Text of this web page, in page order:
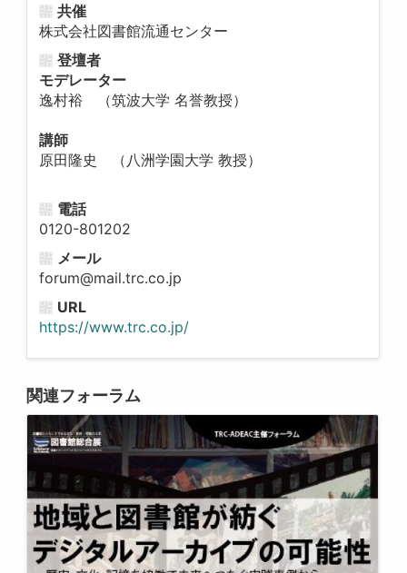
共催
株式会社図書館流通センター
登壇者
モデレーター
逸村裕 （筑波大学 名誉教授）
講師
原田隆史 （八洲学園大学 教授）
電話
0120-801202
メール
forum@mail.trc.co.jp
URL
https://www.trc.co.jp/
関連フォーラム